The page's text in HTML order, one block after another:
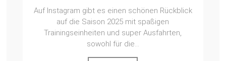
Auf Instagram gibt es einen schönen Rückblick
auf die Saison 2025 mit spaßigen
Trainingseinheiten und super Ausfahrten,
sowohl für die...